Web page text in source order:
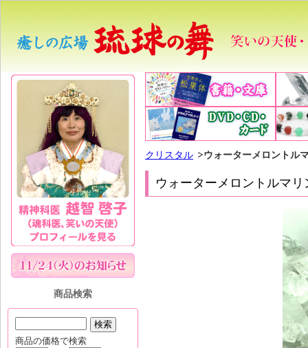
クリスタル ウォーターメロント
ウォーターメロントルマ
商品検索
商品の価格で検索